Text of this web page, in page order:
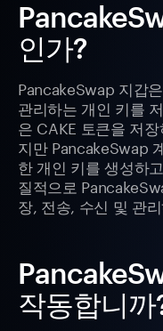
인가?
PancakeSwap 지갑
관리하는 개인 키를
은 CAKE 토큰을 저
지만 PancakeSwap
한 개인 키를 생성하
질적으로
장, 전송, 수신 및 관
작동합니까